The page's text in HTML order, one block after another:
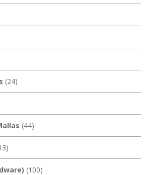
(24)
(44)
(100)